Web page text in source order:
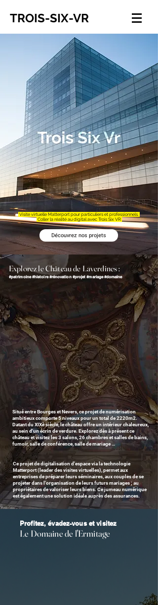
TROIS-SIX-VR
Visite virtuelle Matterport pour particuliers et professionnels.
Coller la réalité au digital avec Trois Six VR
Découvrez nos projets
Explorez le Château de Laverdines :
#patrimoine #histoire #rénovation #projet #mariage #domaine
Situé entre Bourges et Nevers, ce projet de numérisation
ambitieux comporte 5 niveaux pour un total de 2220m2.
Datant du XIXè siècle, le château offre un intérieur chaleureux,
au sein d'un écrin de verdure. Explorez dès à présent ce
château et visitez les 3 salons, 26 chambres et salles de bains,
fumoir, salle de conférence, salle de mariage …
Ce projet de digitalisation d'espace via la technologie
Matterport (leader des visites virtuelles), permet aux
entreprises de préparer leurs séminaires, aux couples de se
projeter dans l'organisation de leurs futurs mariages ; au
propriétaires de valoriser leurs biens. Ce jumeau numérique
est également une solution idéale auprès des assurances.
Profitez, évadez-vous et visitez
Le Domainede l'Ermitage